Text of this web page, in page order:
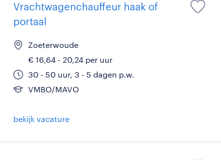
Vrachtwagenchauffeur haak of
portaal
Zoeterwoude
€ 16,64 - 20,24 per uur
30 - 50 uur, 3 - 5 dagen p.w.
VMBO/MAVO
bekijk vacature